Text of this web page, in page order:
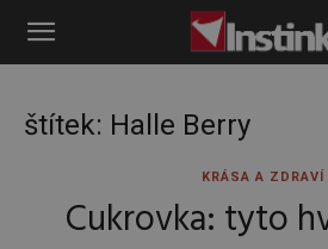
Instinkt
štítek: Halle Berry
KRÁSA A ZDRAVÍ
Cukrovka: tyto